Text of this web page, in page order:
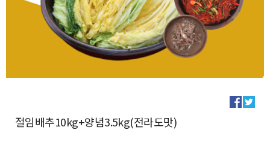
절임배추10kg+양념3.5kg(전라도맛)